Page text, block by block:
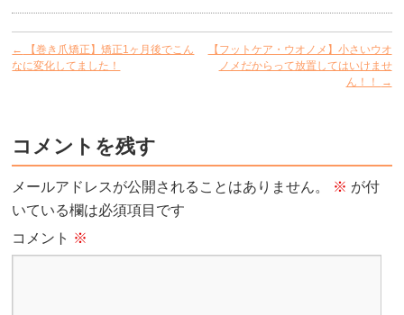
←
【巻き爪矯正】矯正1ヶ月後でこん
なに変化してました！
【フットケア・ウオノメ】小さいウオ
ノメだからって放置してはいけませ
ん！！
→
コメントを残す
メールアドレスが公開されることはありません。 ※ が付
いている欄は必須項目です
コメント ※